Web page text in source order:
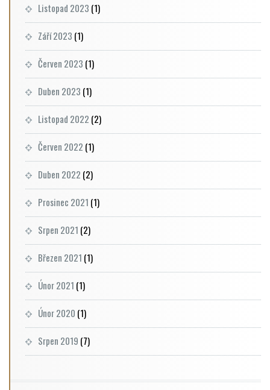
Listopad 2023 (1)
Září 2023 (1)
Červen 2023 (1)
Duben 2023 (1)
Listopad 2022 (2)
Červen 2022 (1)
Duben 2022 (2)
Prosinec 2021 (1)
Srpen 2021 (2)
Březen 2021 (1)
Únor 2021 (1)
Únor 2020 (1)
Srpen 2019 (7)